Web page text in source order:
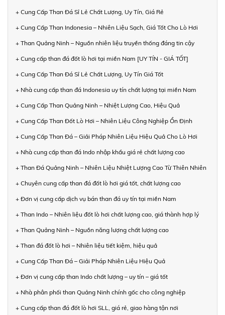
+ Cung Cấp Than Đá Sỉ Lẻ Chất Lượng, Uy Tín, Giá Rẻ
+ Cung Cấp Than Indonesia – Nhiên Liệu Sạch, Giá Tốt Cho Lò Hơi
+ Than Quảng Ninh – Nguồn nhiên liệu truyền thống đáng tin cậy
+ Cung cấp than đá đốt lò hơi tại miền Nam [UY TÍN - GIÁ TỐT]
+ Cung Cấp Than Đá Sỉ Lẻ Chất Lượng, Uy Tín Giá Tốt
+ Nhà cung cấp than đá Indonesia uy tín chất lượng tại miền Nam
+ Cung Cấp Than Quảng Ninh – Nhiệt Lượng Cao, Hiệu Quả
+ Cung Cấp Than Đốt Lò Hơi – Nhiên Liệu Công Nghiệp Ổn Định
+ Cung Cấp Than Đá – Giải Pháp Nhiên Liệu Hiệu Quả Cho Lò Hơi
+ Nhà cung cấp than đá Indo nhập khẩu giá rẻ chất lượng cao
+ Than Đá Quảng Ninh – Nhiên Liệu Nhiệt Lượng Cao Từ Thiên Nhiên
+ Chuyên cung cấp than đá đốt lò hơi giá tốt, chất lượng cao
+ Đơn vị cung cấp dịch vụ bán than đá uy tín tại miền Nam
+ Than Indo – Nhiên liệu đốt lò hơi chất lượng cao, giá thành hợp lý
+ Than Quảng Ninh – Nguồn năng lượng chất lượng cao
+ Than đá đốt lò hơi – Nhiên liệu tiết kiệm, hiệu quả
+ Cung Cấp Than Đá – Giải Pháp Nhiên Liệu Hiệu Quả
+ Đơn vị cung cấp than Indo chất lượng – uy tín – giá tốt
+ Nhà phân phối than Quảng Ninh chính gốc cho công nghiệp
+ Cung cấp than đá đốt lò hơi SLL, giá rẻ, giao hàng tận nơi